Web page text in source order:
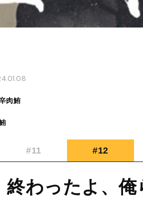
肉鮪
#11 #12
終わったよ、